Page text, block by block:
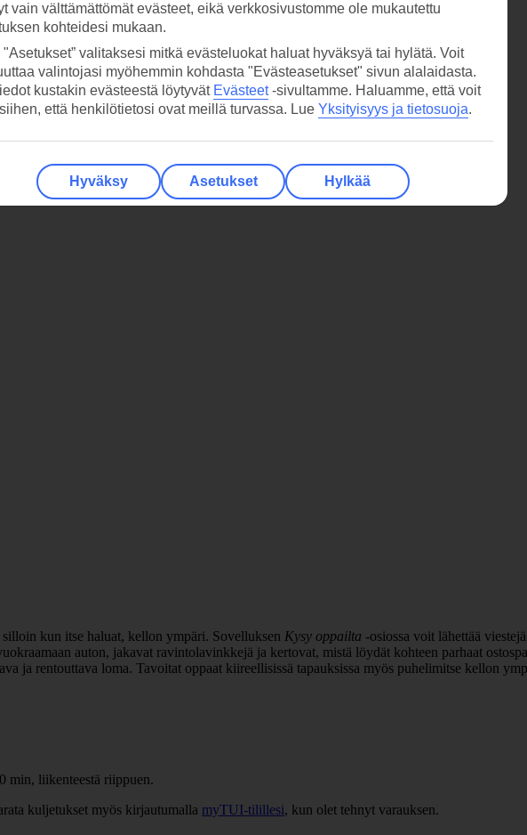
kun itse haluat, kellon ympäri. Sovelluksen Kysy oppailta -osiossa voit lähettää
auton, jakavat ravintolavinkkejä ja kertovat, mistä löydät kohteen parhaat
ja rentouttava loma. Tavoitat oppaat kiireellisissä tapauksissa myös puhelimitse kellon
min, liikenteestä riippuen.
kuljetukset myös kirjautumalla myTUI-tilillesi, kun olet tehnyt varauksen.
vain välttämättömät evästeet, eikä verkkosivustomme ole mukautettu
kohteidesi mukaan.
"Asetukset” valitaksesi mitkä evästeluokat haluat hyväksyä tai hylätä. Voit
valintojasi myöhemmin kohdasta "Evästeasetukset" sivun alalaidasta.
kustakin evästeestä löytyvät Evästeet-sivultamme. Haluamme, että voit
että henkilötietosi ovat meillä turvassa. Lue Yksityisyys ja tietosuoja.
Hyväksy Asetukset Hylkää